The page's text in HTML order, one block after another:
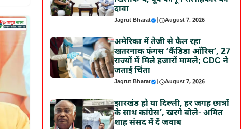
दावा
Jagrut Bharat | August 7, 2026
अमेरिका में तेजी से फैल रहा
खतरनाक फंगस ‘कैंडिडा ऑरिस’, 27
राज्यों में मिले हजारों मामले; CDC ने
जताई चिंता
Jagrut Bharat | August 7, 2026
झारखंड हो या दिल्ली, हर जगह छात्रों
के साथ कांग्रेस’, खरगे बोले- अमित
शाह संसद में दें जवाब